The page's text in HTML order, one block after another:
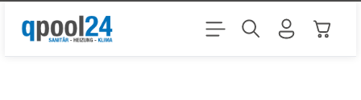
Zum Hauptinhalt springen